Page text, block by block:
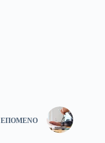
ΕΠΌΜΕΝΟ